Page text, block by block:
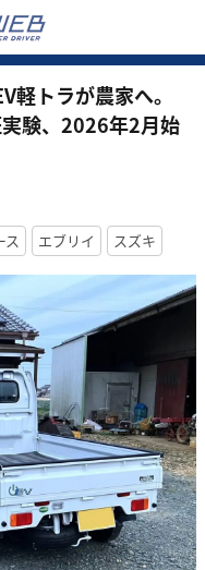
軽トラが農家へ。
験、2026年2月始
ス エブリイ スズキ